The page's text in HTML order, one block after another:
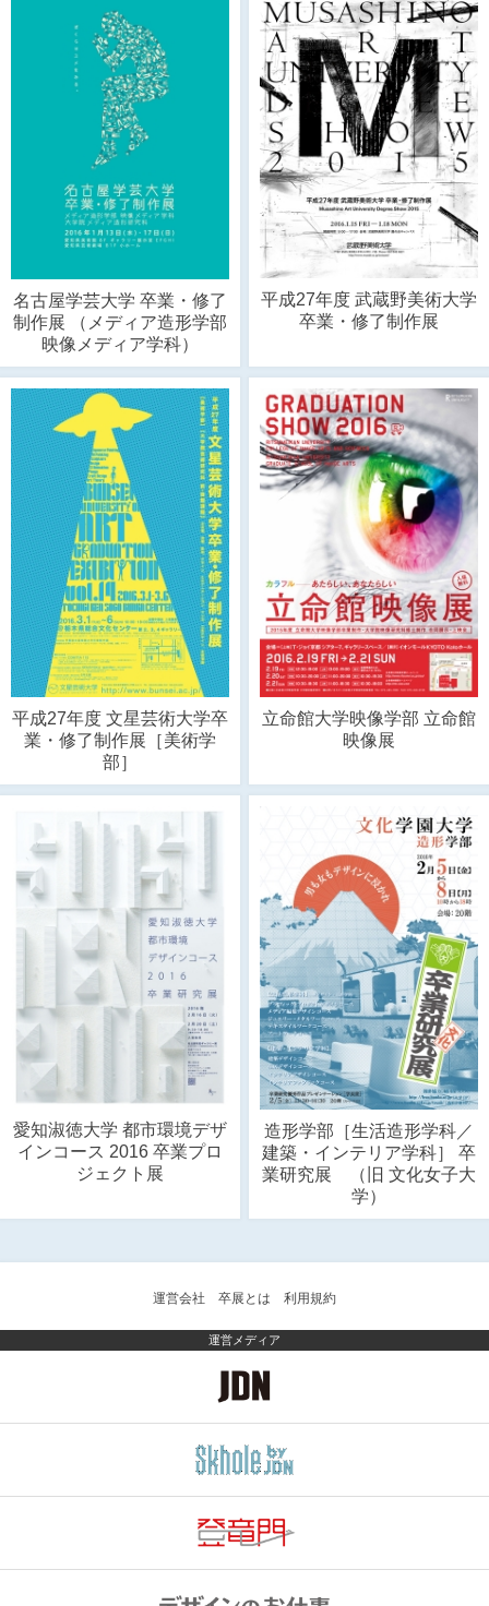
名古屋学芸大学 卒業・修了
制作展 （メディア造形学部
映像メディア学科）
平成27年度 武蔵野美術大学
卒業・修了制作展
平成27年度 文星芸術大学卒
業・修了制作展［美術学
部］
立命館大学映像学部 立命館
映像展
愛知淑徳大学 都市環境デザ
インコース 2016 卒業プロ
ジェクト展
造形学部［生活造形学科／
建築・インテリア学科］ 卒
業研究展 （旧 文化女子大
学）
運営会社 卒展とは 利用規約
運営メディア